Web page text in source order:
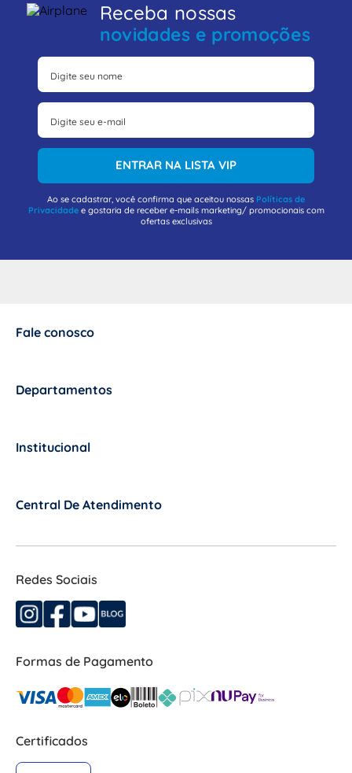
Receba nossas
novidades e promoções
ENTRAR NA LISTA VIP
Ao se cadastrar, você confirma que aceitou nossas Políticas de
Privacidadee gostaria de receber e-mails marketing/ promocionais com
ofertas exclusivas
Fale conosco
Departamentos
Institucional
Central De Atendimento
Redes Sociais
Formas de Pagamento
Certificados